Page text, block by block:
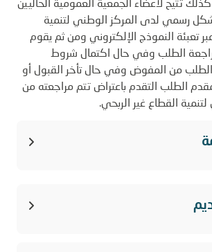
تتيح لأعضاء الجمعية العمومية الحاليين
رسمي لدى المركز الوطني لتنمية
تعبئة النموذج الإلكتروني ومن ثم يقوم
الطلب وفي حال اكتمال شروط
الطلب من المفوض وفي حال تأخر القبول أو
الطلب التقدم باعتراض تتم مراجعته من
القطاع غير الربحي.